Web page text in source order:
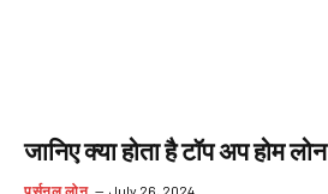
जानिए क्या होता है टॉप अप होम लोन
पर्सनल लोन July 26, 2024